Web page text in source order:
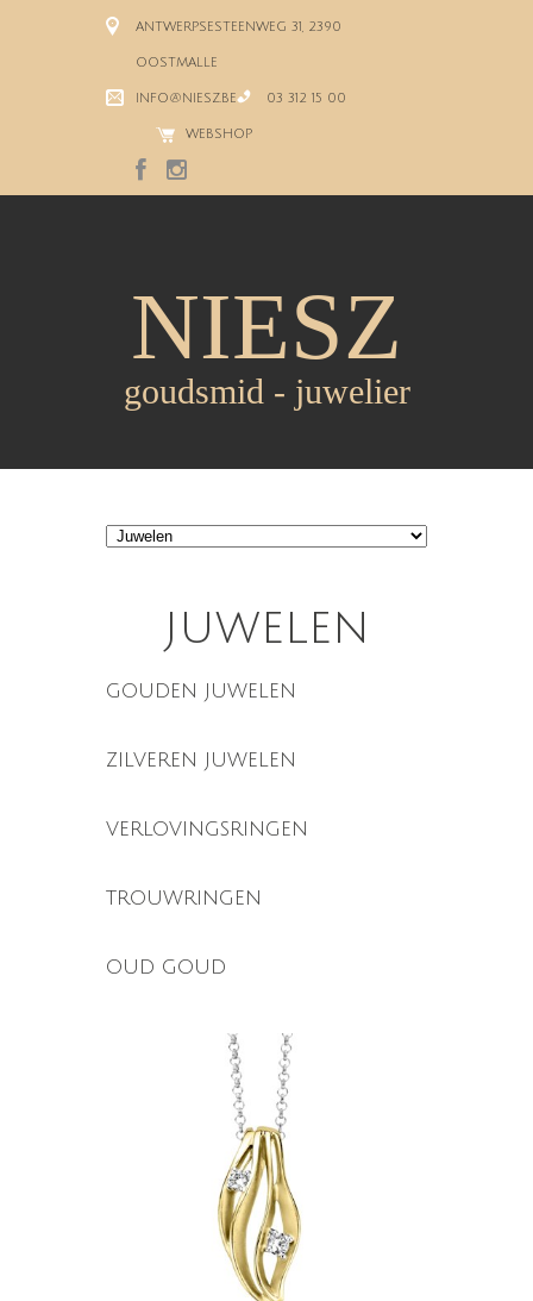
ANTWERPSESTEENWEG 31, 2390
OOSTMALLE
INFO@NIESZ.BE 03 312 15 00
WEBSHOP
NIESZ
goudsmid - juwelier
juwelen
gouden juwelen
zilveren juwelen
verlovingsringen
trouwringen
oud goud